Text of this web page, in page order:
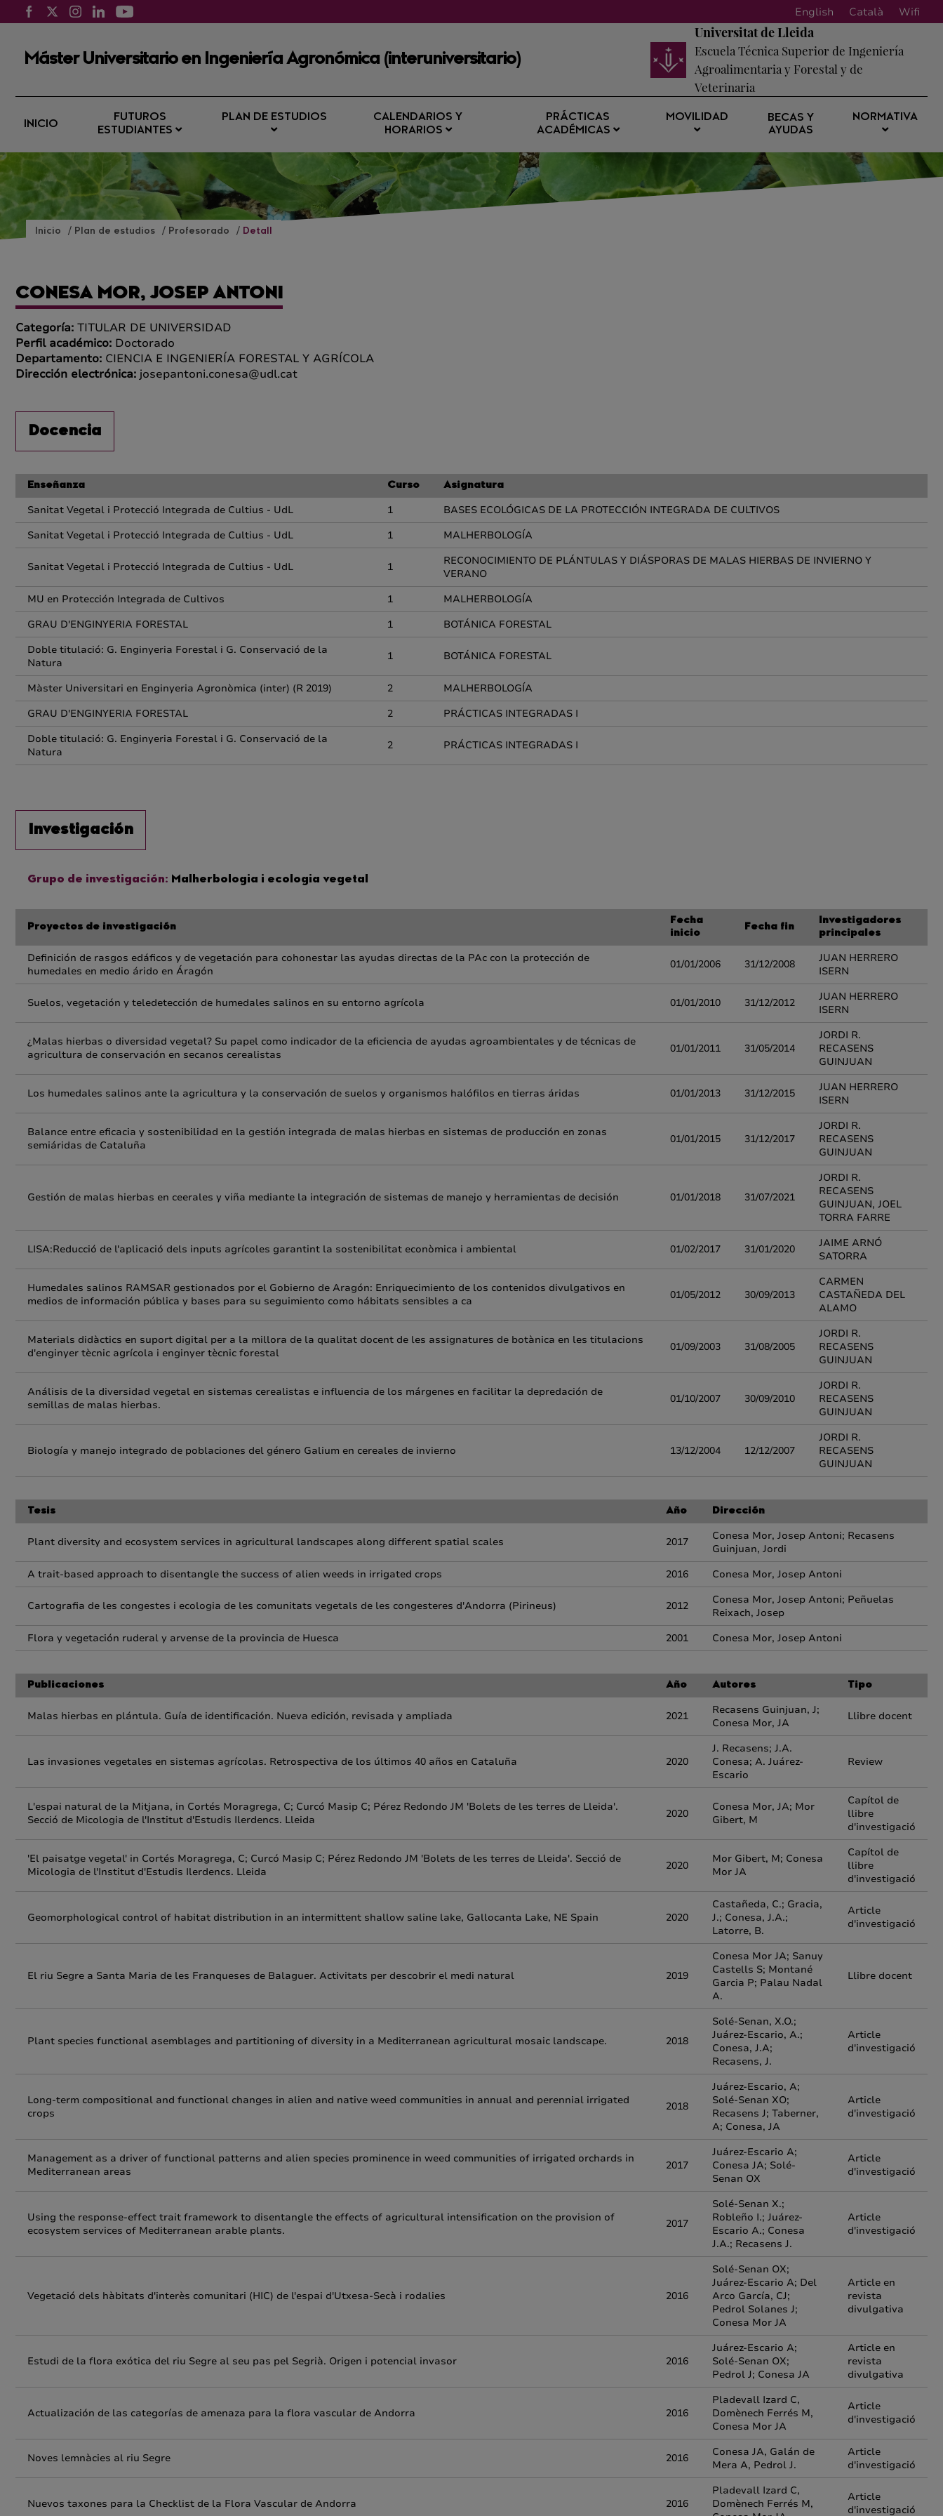
English Català Wifi
Máster Universitario en Ingeniería Agronómica (interuniversitario)
Universitat de Lleida
Escuela Técnica Superior de Ingeniería
Agroalimentaria y Forestal y de
Veterinaria
INICIO
FUTUROS
ESTUDIANTES
PLAN DE ESTUDIOS
CALENDARIOS Y
HORARIOS
PRÁCTICAS
ACADÉMICAS
MOVILIDAD
BECAS Y
AYUDAS
NORMATIVA
Inicio Plan de estudios Profesorado Detall
CONESA MOR, JOSEP ANTONI
Categoría: TITULAR DE UNIVERSIDAD
Perfil académico: Doctorado
Departamento: CIENCIA E INGENIERÍA FORESTAL Y AGRÍCOLA
Dirección electrónica: josepantoni.conesa@udl.cat
Docencia
Enseñanza Curso Asignatura
Sanitat Vegetal i Protecció Integrada de Cultius - UdL 1
BASES ECOLÓGICAS DE LA PROTECCIÓN INTEGRADA DE CULTIVOS
Sanitat Vegetal i Protecció Integrada de Cultius - UdL
1 MALHERBOLOGÍA
Sanitat Vegetal i Protecció Integrada de Cultius - UdL 1
RECONOCIMIENTO DE PLÁNTULAS Y DIÁSPORAS DE MALAS HIERBAS DE INVIERNO Y
VERANO
MU en Protección Integrada de Cultivos
1
MALHERBOLOGÍA
GRAU D'ENGINYERIA FORESTAL
1
BOTÁNICA FORESTAL
Doble titulació: G. Enginyeria Forestal i G. Conservació de la
Natura
1 BOTÁNICA FORESTAL
Màster Universitari en Enginyeria Agronòmica (inter) (R 2019) 2
MALHERBOLOGÍA
GRAU D'ENGINYERIA FORESTAL
2
PRÁCTICAS INTEGRADAS I
Doble titulació: G. Enginyeria Forestal i G. Conservació de la
Natura
2 PRÁCTICAS INTEGRADAS I
Investigación
Grupo de investigación: Malherbologia i ecologia vegetal
Proyectos de investigación
Fecha
inicio
Fecha fin
Investigadores
principales
Definición de rasgos edáficos y de vegetación para cohonestar las ayudas directas de la PAc con la protección de
humedales en medio árido en Áragón
01/01/2006 31/12/2008
JUAN HERRERO
ISERN
Suelos, vegetación y teledetección de humedales salinos en su entorno agrícola 01/01/2010 31/12/2012
JUAN HERRERO
ISERN
¿Malas hierbas o diversidad vegetal? Su papel como indicador de la eficiencia de ayudas agroambientales y de técnicas de
agricultura de conservación en secanos cerealistas
01/01/2011 31/05/2014
JORDI R.
RECASENS
GUINJUAN
Los humedales salinos ante la agricultura y la conservación de suelos y organismos halófilos en tierras áridas 01/01/2013 31/12/2015
JUAN HERRERO
ISERN
Balance entre eficacia y sostenibilidad en la gestión integrada de malas hierbas en sistemas de producción en zonas
semiáridas de Cataluña
01/01/2015 31/12/2017
JORDI R.
RECASENS
GUINJUAN
Gestión de malas hierbas en ceerales y viña mediante la integración de sistemas de manejo y herramientas de decisión 01/01/2018 31/07/2021
JORDI R.
RECASENS
GUINJUAN, JOEL
TORRA FARRE
LISA:Reducció de l'aplicació dels inputs agrícoles garantint la sostenibilitat econòmica i ambiental 01/02/2017 31/01/2020
JAIME ARNÓ
SATORRA
Humedales salinos RAMSAR gestionados por el Gobierno de Aragón: Enriquecimiento de los contenidos divulgativos en
medios de información pública y bases para su seguimiento como hábitats sensibles a ca
01/05/2012 30/09/2013
CARMEN
CASTAÑEDA DEL
ALAMO
Materials didàctics en suport digital per a la millora de la qualitat docent de les assignatures de botànica en les titulacions
d'enginyer tècnic agrícola i enginyer tècnic forestal
01/09/2003 31/08/2005
JORDI R.
RECASENS
GUINJUAN
Análisis de la diversidad vegetal en sistemas cerealistas e influencia de los márgenes en facilitar la depredación de
semillas de malas hierbas.
01/10/2007 30/09/2010
JORDI R.
RECASENS
GUINJUAN
Biología y manejo integrado de poblaciones del género Galium en cereales de invierno 13/12/2004 12/12/2007
JORDI R.
RECASENS
GUINJUAN
Tesis Año Dirección
Plant diversity and ecosystem services in agricultural landscapes along different spatial scales 2017
Conesa Mor, Josep Antoni; Recasens
Guinjuan, Jordi
A trait-based approach to disentangle the success of alien weeds in irrigated crops
2016 Conesa Mor, Josep Antoni
Cartografia de les congestes i ecologia de les comunitats vegetals de les congesteres d'Andorra (Pirineus) 2012
Conesa Mor, Josep Antoni; Peñuelas
Reixach, Josep
Flora y vegetación ruderal y arvense de la provincia de Huesca
2001 Conesa Mor, Josep Antoni
Publicaciones Año Autores Tipo
Malas hierbas en plántula. Guía de identificación. Nueva edición, revisada y ampliada 2021
Recasens Guinjuan, J;
Conesa Mor, JA
Llibre docent
Las invasiones vegetales en sistemas agrícolas. Retrospectiva de los últimos 40 años en Cataluña 2020
J. Recasens; J.A.
Conesa; A. Juárez-
Escario
Review
L'espai natural de la Mitjana, in Cortés Moragrega, C; Curcó Masip C; Pérez Redondo JM 'Bolets de les terres de Lleida'.
Secció de Micologia de l'Institut d'Estudis Ilerdencs. Lleida
2020
Conesa Mor, JA; Mor
Gibert, M
Capítol de
llibre
d'investigació
'El paisatge vegetal' in Cortés Moragrega, C; Curcó Masip C; Pérez Redondo JM 'Bolets de les terres de Lleida'. Secció de
Micologia de l'Institut d'Estudis Ilerdencs. Lleida
2020
Mor Gibert, M; Conesa
Mor JA
Capítol de
llibre
d'investigació
Geomorphological control of habitat distribution in an intermittent shallow saline lake, Gallocanta Lake, NE Spain 2020
Castañeda, C.; Gracia,
J.; Conesa, J.A.;
Latorre, B.
Article
d'investigació
El riu Segre a Santa Maria de les Franqueses de Balaguer. Activitats per descobrir el medi natural 2019
Conesa Mor JA; Sanuy
Castells S; Montané
Garcia P; Palau Nadal
A.
Llibre docent
Plant species functional asemblages and partitioning of diversity in a Mediterranean agricultural mosaic landscape. 2018
Solé-Senan, X.O.;
Juárez-Escario, A.;
Conesa, J.A;
Recasens, J.
Article
d'investigació
Long-term compositional and functional changes in alien and native weed communities in annual and perennial irrigated
crops
2018
Juárez-Escario, A;
Solé-Senan XO;
Recasens J; Taberner,
A; Conesa, JA
Article
d'investigació
Management as a driver of functional patterns and alien species prominence in weed communities of irrigated orchards in
Mediterranean areas
2017
Juárez-Escario A;
Conesa JA; Solé-
Senan OX
Article
d'investigació
Using the response-effect trait framework to disentangle the effects of agricultural intensification on the provision of
ecosystem services of Mediterranean arable plants.
2017
Solé-Senan X.;
Robleño I.; Juárez-
Escario A.; Conesa
J.A.; Recasens J.
Article
d'investigació
Vegetació dels hàbitats d'interès comunitari (HIC) de l'espai d'Utxesa-Secà i rodalies 2016
Solé-Senan OX;
Juárez-Escario A; Del
Arco García, CJ;
Pedrol Solanes J;
Conesa Mor JA
Article en
revista
divulgativa
Estudi de la flora exótica del riu Segre al seu pas pel Segrià. Origen i potencial invasor 2016
Juárez-Escario A;
Solé-Senan OX;
Pedrol J; Conesa JA
Article en
revista
divulgativa
Actualización de las categorías de amenaza para la flora vascular de Andorra 2016
Pladevall Izard C,
Domènech Ferrés M,
Conesa Mor JA
Article
d'investigació
Noves lemnàcies al riu Segre 2016
Conesa JA, Galán de
Mera A, Pedrol J.
Article
d'investigació
Nuevos taxones para la Checklist de la Flora Vascular de Andorra 2016
Pladevall Izard C,
Domènech Ferrés M,
Article
d'investigació